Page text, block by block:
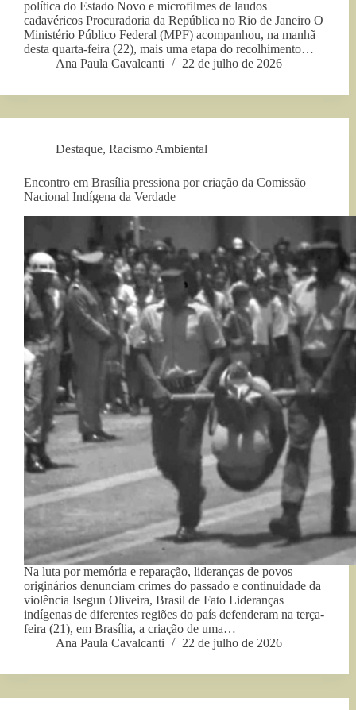
política do Estado Novo e microfilmes de laudos
cadavéricos Procuradoria da República no Rio de Janeiro O
Ministério Público Federal (MPF) acompanhou, na manhã
desta quarta-feira (22), mais uma etapa do recolhimento…
Ana Paula Cavalcanti
22 de julho de 2026
Destaque, Racismo Ambiental
Encontro em Brasília pressiona por criação da Comissão
Nacional Indígena da Verdade
Na luta por memória e reparação, lideranças de povos
originários denunciam crimes do passado e continuidade da
violência Isegun Oliveira, Brasil de Fato Lideranças
indígenas de diferentes regiões do país defenderam na terça-
feira (21), em Brasília, a criação de uma…
Ana Paula Cavalcanti
22 de julho de 2026